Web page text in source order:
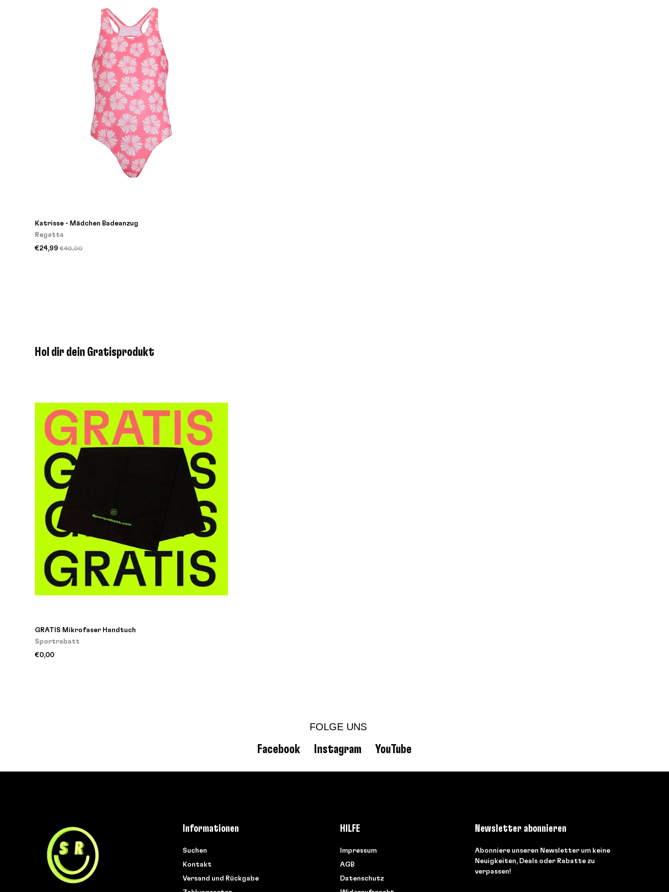
Katrisse - Mädchen Badeanzug
Regatta
€24,99 €40,00
Hol dir dein Gratisprodukt
GRATIS Mikrofaser Handtuch
Sportrabatt
€0,00
FOLGE UNS
Facebook Instagram YouTube
Informationen
Suchen
Kontakt
Versand und Rückgabe
HILFE
Impressum
AGB
Datenschutz
Newsletter abonnieren
Abonniere unseren Newsletter um keine
Neuigkeiten, Deals oder Rabatte zu
verpassen!